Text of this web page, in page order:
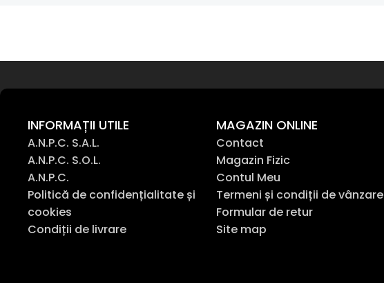
INFORMAȚII UTILE
A.N.P.C. S.A.L.
A.N.P.C. S.O.L.
A.N.P.C.
Politică de confidențialitate și
cookies
Condiții de livrare
MAGAZIN ONLINE
Contact
Magazin Fizic
Contul Meu
Termeni și condiții de vânzare
Formular de retur
Site map